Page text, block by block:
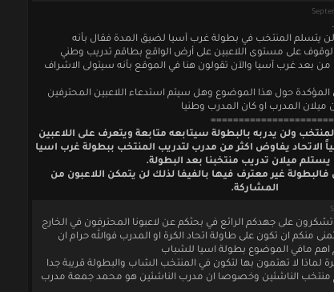
يتسلم المنتخب في بطولة غرب آسيا لضيق المدة فقال بأنه
على مستوى اللاعبين على أرض الواقع بطاقم تدريب وطني
غرب آسيا والآن تقولون هنا في الموقع بأنه سيتولى الاشراف
المؤكدة حول هذا الموضوع وهل سيتم استدعاء اللاعبين المحترفين
ميلان المدرب او كان المدرب وطنيا
ولن يدربه بالبطولة سيتابعه متابعة ويتعرف على اللاعبين
الاتحاد يفاوض اكثر من مدرب لتدريب المنتخب ببطولة غرب اسيا
يستلم ميلان تدريب منتخبنا بعد البطولة.
غير معترف فيها بالفيفا لذلك لن يتمكن اللاعبون من
المشاركة.
تشكرون على جهدكم الرائع في بحثكم عن لاعبونا المحترفون في الخارج
منكم ان تكون على طاولة اتحاد الكرة او المدرب فوالله حرام ان
اهم مافي الموضوع بطولة اسيا للشباب
لماذا لا تهتمون بها لتكون في المنتخب الشاب والبطولة قريبة جدا
منتخب الناشئين وخصوصا ان مدرب الناشئين هو محمد جمعة مدرب